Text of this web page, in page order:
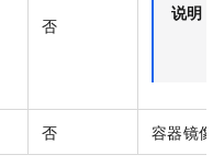
否
说明
否 容器镜像